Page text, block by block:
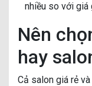
nhiều so với giá
Nên
hay
Cả salon giá rẻ